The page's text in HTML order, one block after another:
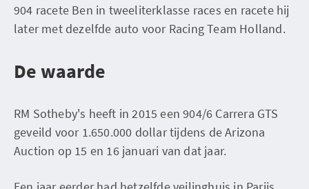
904 racete Ben in tweeliterklasse races en racete hij
later met dezelfde auto voor Racing Team Holland.
De waarde
RM Sotheby's heeft in 2015 een 904/6 Carrera GTS
geveild voor 1.650.000 dollar tijdens de Arizona
Auction op 15 en 16 januari van dat jaar.